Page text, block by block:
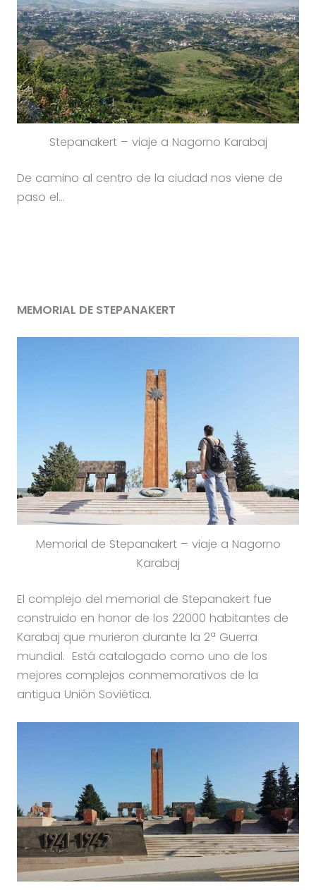
Stepanakert – viaje a Nagorno Karabaj
De camino al centro de la ciudad nos viene de
paso el…
MEMORIAL DE STEPANAKERT
Memorial de Stepanakert – viaje a Nagorno
Karabaj
El complejo del memorial de Stepanakert fue
construido en honor de los 22000 habitantes de
Karabaj que murieron durante la 2ª Guerra
mundial. Está catalogado como uno de los
mejores complejos conmemorativos de la
antigua Unión Soviética.